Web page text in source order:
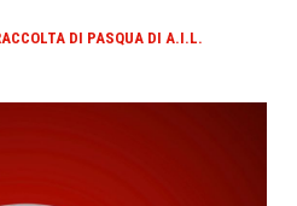
DI PASQUA DI A.I.L.